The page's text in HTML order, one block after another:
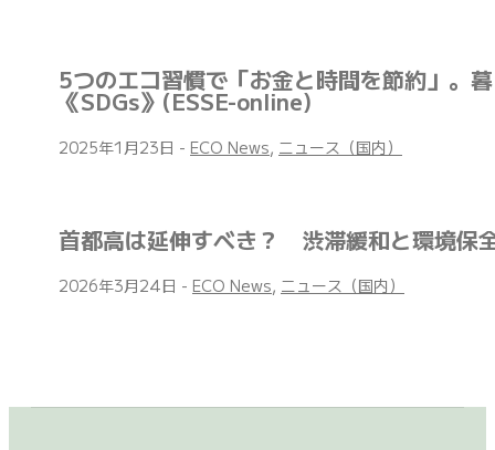
5つのエコ習慣で「お金と時間を節約」。
《SDGs》(ESSE-online)
2025年1月23日 - ECO News, ニュース（国内）
首都高は延伸すべき？ 渋滞緩和と環境保
2026年3月24日 - ECO News, ニュース（国内）